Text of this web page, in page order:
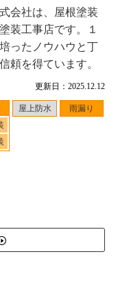
更新日：2025.12.12
屋上防水 雨漏り
会社は、屋根塗装
装工事店です。１
ったノウハウと丁
頼を得ています。